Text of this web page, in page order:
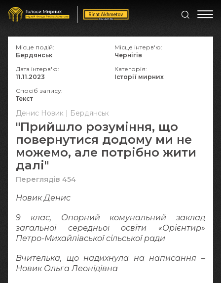
Денис Новик | Бердянськ
"Прийшло розуміння, що
повернутися додому ми не
можемо, але потрібно жити
далі"
Переглядів 454
Новик Денис
9 клас, Опорний комунальний заклад
загальної середньої освіти «Орієнтир»
Петро-Михайлівської сільської ради
Вчителька, що надихнула на написання –
Новик Ольга Леонідівна
Місце подій:
Бердянськ
Місце інтерв'ю:
Чернігів
Дата інтерв'ю:
11.11.2023
Категорія:
Історії мирних
Спосіб запису:
Текст